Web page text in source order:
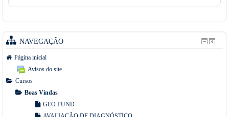
NAVEGAÇÃO
Página inicial
Avisos do site
Cursos
Boas Vindas
GEO FUND